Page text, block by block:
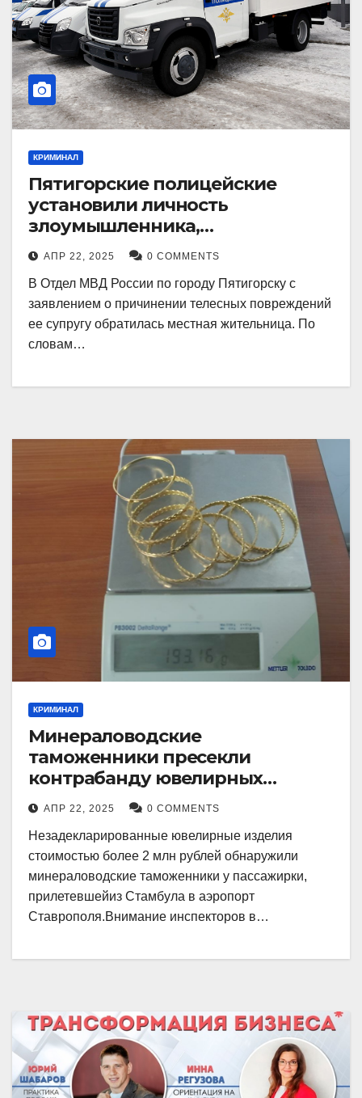
КРИМИНАЛ
Пятигорские полицейские
установили личность
злоумышленника,
причинившего телесные
повреждения местному жителю
АПР 22, 2025 0 COMMENTS
В Отдел МВД России по городу Пятигорску с
заявлением о причинении телесных повреждений
ее супругу обратилась местная жительница. По
словам…
КРИМИНАЛ
Минераловодские
таможенники пресекли
контрабанду ювелирных
изделий на 2 млн рублей
АПР 22, 2025 0 COMMENTS
Незадекларированные ювелирные изделия
стоимостью более 2 млн рублей обнаружили
минераловодские таможенники у пассажирки,
прилетевшейиз Стамбула в аэропорт
Ставрополя.Внимание инспекторов в…